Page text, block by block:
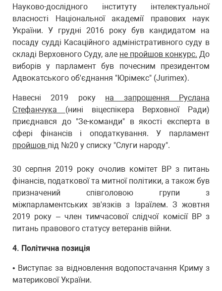
Науково-дослідного інституту інтелектуальної
власності Національної академії правових наук
України. У грудні 2016 року був кандидатом на
посаду судді Касаційного адміністративного суду в
складі Верховного Суду, але не пройшов конкурс. До
виборів у парламент був почесним президентом
Адвокатського об'єднання "Юрімекс" (Jurimex).
Навесні 2019 року на запрошення Руслана
Стефанчука (нині віцеспікера Верховної Ради)
приєднався до "Зе-команди" в якості експерта в
сфері фінансів і оподаткування. У парламент
пройшов під №20 у списку "Слуги народу".
30 серпня 2019 року очолив комітет ВР з питань
фінансів, податкової та митної політики, а також був
призначений співголовою групи з
міжпарламентських зв'язків з Ізраїлем. З жовтня
2019 року – член тимчасової слідчої комісії ВР з
питань правового статусу ветеранів війни.
4. Політична позиція
• Виступає за відновлення водопостачання Криму з
материкової України.